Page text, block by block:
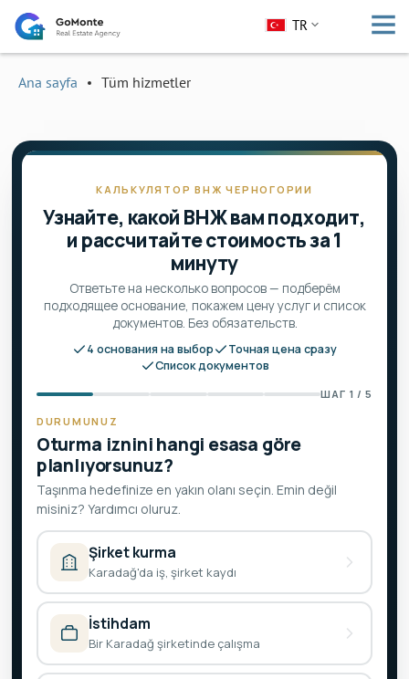
TR
Ana sayfa Tüm hizmetler
КАЛЬКУЛЯТОР ВНЖ ЧЕРНОГОРИИ
Узнайте, какой ВНЖ вам подходит,
и рассчитайте стоимость за 1
минуту
Ответьте на несколько вопросов — подберём
подходящее основание, покажем цену услуг и список
документов. Без обязательств.
4 основания на выбор
Точная цена сразу
Список документов
ШАГ 1 / 5
DURUMUNUZ
Oturma iznini hangi esasa göre
planlıyorsunuz?
Taşınma hedefinize en yakın olanı seçin. Emin değil
misiniz? Yardımcı oluruz.
Şirket kurma
Karadağ'da iş, şirket kaydı
İstihdam
Bir Karadağ şirketinde çalışma